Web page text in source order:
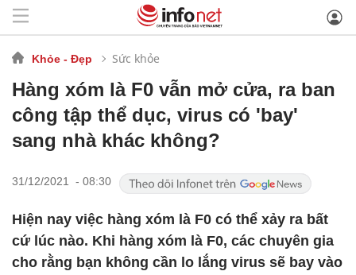
Khỏe - Đẹp Sức khỏe
Hàng xóm là F0 vẫn mở cửa, ra ban
công tập thể dục, virus có 'bay'
sang nhà khác không?
31/12/2021 - 08:30
Hiện nay việc hàng xóm là F0 có thể xảy ra bất
cứ lúc nào. Khi hàng xóm là F0, các chuyên gia
cho rằng bạn không cần lo lắng virus sẽ bay vào